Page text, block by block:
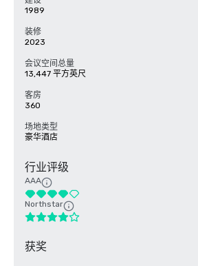
1989
装修
2023
会议空间总量
13,447 平方英尺
客房
360
场地类型
豪华酒店
行业评级
AAA
Northstar
获奖